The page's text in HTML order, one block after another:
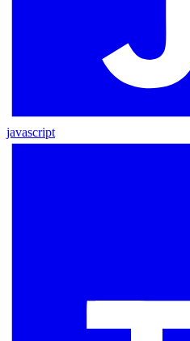
javascript